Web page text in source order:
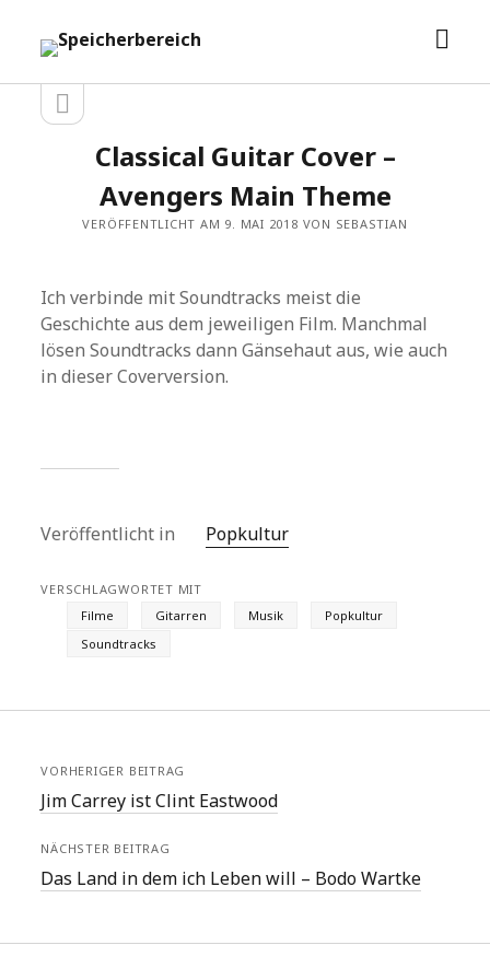
Speicherbereich
Seitenleiste
Seitenleiste
öffnen
Classical Guitar Cover –
Avengers Main Theme
VERÖFFENTLICHT AM 9. MAI 2018 VON SEBASTIAN
Ich verbinde mit Soundtracks meist die
Geschichte aus dem jeweiligen Film. Manchmal
lösen Soundtracks dann Gänsehaut aus, wie auch
in dieser Coverversion.
Veröffentlicht in Popkultur
VERSCHLAGWORTET MIT
Filme
Gitarren Musik
Popkultur
Soundtracks
VORHERIGER BEITRAG
Jim Carrey ist Clint Eastwood
NÄCHSTER BEITRAG
Das Land in dem ich Leben will – Bodo Wartke